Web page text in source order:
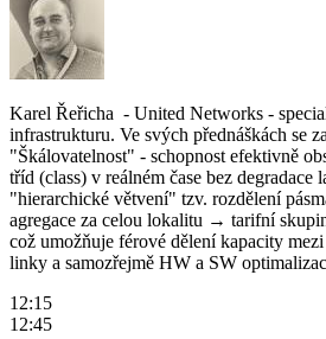
Karel Řeřicha - United Networks -
infrastrukturu. Ve svých přednáškách se
"Škálovatelnost" - schopnost efektivně
tříd (class) v reálném čase bez degradace
"hierarchické větvení" tzv. rozdělení
agregace za celou lokalitu → tarifní
což umožňuje férové dělení kapacity
linky a samozřejmě HW a SW
12:15
12:45